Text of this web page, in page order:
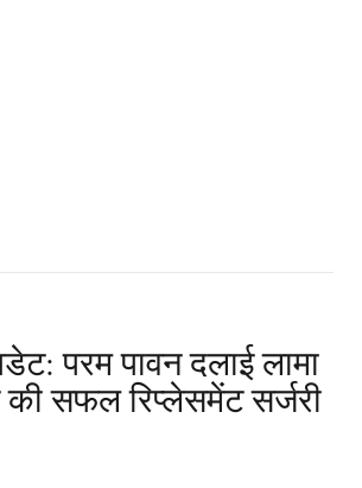
परम पावन दलाई लामा
सफल रिप्लेसमेंट सर्जरी